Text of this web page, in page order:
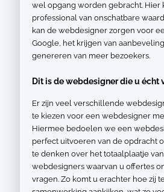
wel opgang worden gebracht. Hier
professional van onschatbare
kan de webdesigner zorgen voor
Google, het krijgen van
genereren van meer bezoekers.
Dit is de webdesigner die u écht
Er zijn veel verschillende
te kiezen voor een webdesigner
Hiermee bedoelen we een
perfect uitvoeren van de opdracht
te denken over het totaalplaatje
webdesigners waarvan u offertes
vragen. Zo komt u erachter hoe zij